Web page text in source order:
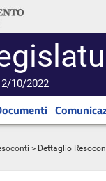
10/2022
> Dettaglio